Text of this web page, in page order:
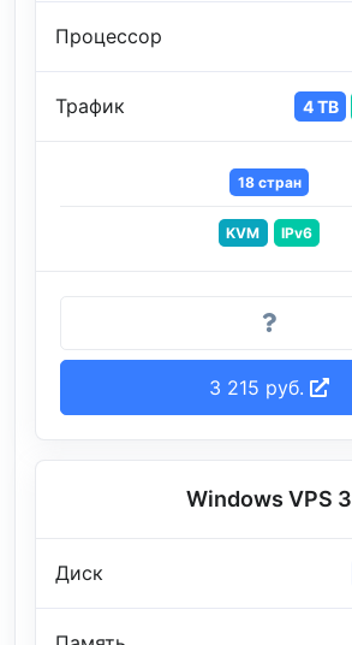
Процессор
Трафик 4 TB
18 стран
KVM IPv6
3 215 руб.
Windows VPS 3
Диск